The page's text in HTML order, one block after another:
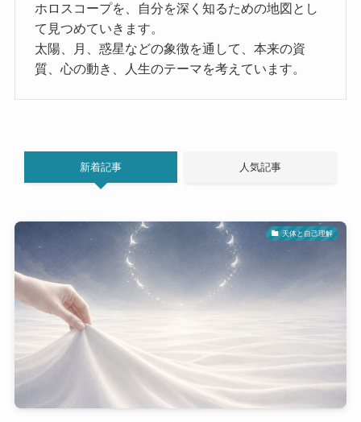
ホロスコープを、自分を深く知るための地図とし
て見つめていきます。
太陽、月、惑星などの象徴を通して、本来の資
質、心の動き、人生のテーマを考えています。
新着記事 人気記事
天体と自己理解